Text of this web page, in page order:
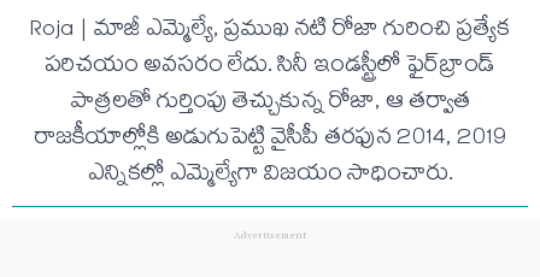
Roja | మాజీ ఎమ్మెల్యే, ప్రముఖ నటి రోజా గురించి ప్రత్యేక
పరిచయం అవసరం లేదు. సినీ ఇండస్ట్రీలో ఫైర్‌బ్రాండ్
పాత్రలతో గుర్తింపు తెచ్చుకున్న రోజా, ఆ తర్వాత
రాజకీయాల్లోకి అడుగుపెట్టి వైసీపీ తరఫున 2014, 2019
ఎన్నికల్లో ఎమ్మెల్యేగా విజయం సాధించారు.